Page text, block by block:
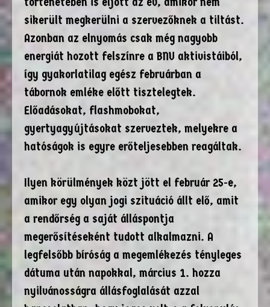
sikerült megkerülni a szervezőknek a tiltást.
Azonban az elnyomás csak még nagyobb
energiát hozott felszínre a BNU aktivistáiból,
így gyakorlatilag egész februárban a
tábornok emléke előtt tisztelegtek.
Előadásokat, flashmobokat,
gyertyagyújtásokat szerveztek, melyekre a
hatóságok is egyre erőteljesebben reagáltak.
Ilyen körülmények közt jött el február 25-e,
amikor egy olyan jogi szituáció állt elő, amit
a rendőrség a saját álláspontja
megerősítéseként tudott alkalmazni. A
legfelsőbb bíróság a megemlékezés tényleges
dátuma után napokkal, március 1. hozza
nyilvánosságra állásfoglalását azzal